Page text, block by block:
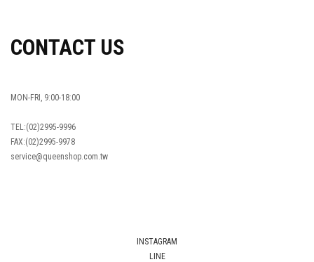
CONTACT US
MON-FRI, 9:00-18:00
TEL:(02)2995-9996
FAX:(02)2995-9978
service@queenshop.com.tw
INSTAGRAM
LINE